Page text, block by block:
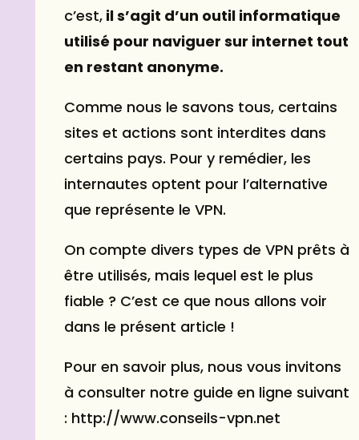
c’est, il s’agit d’un outil informatique
utilisé pour naviguer sur internet tout
en restant anonyme.
Comme nous le savons tous, certains
sites et actions sont interdites dans
certains pays. Pour y remédier, les
internautes optent pour l’alternative
que représente le VPN.
On compte divers types de VPN prêts à
être utilisés, mais lequel est le plus
fiable ? C’est ce que nous allons voir
dans le présent article !
Pour en savoir plus, nous vous invitons
à consulter notre guide en ligne suivant
: http://www.conseils-vpn.net